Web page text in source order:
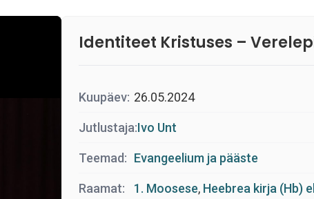
Identiteet Kristuses –
Kuupäev: 26.05.2024
Jutlustaja:Ivo Unt
Teemad: Evangeelium ja pääste
Raamat: 1. Moosese, Heebrea kirja (Hb)